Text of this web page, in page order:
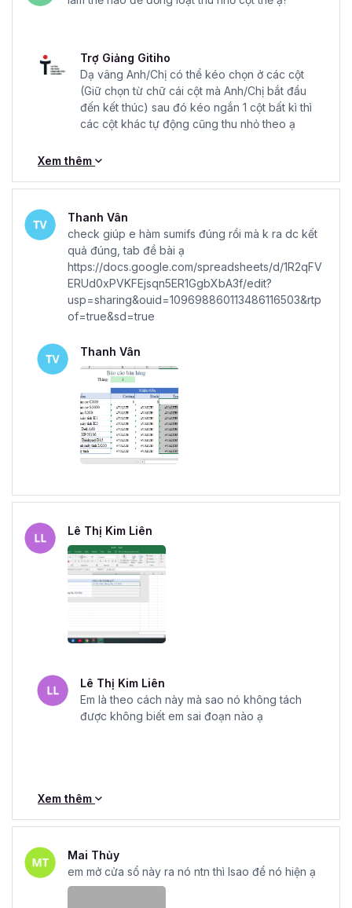
lĩnh vực hành chính nhân sự.
Còn chần chờ gì nữa mà không đăng ký và sở hữu khóa
học hành chính nhân sựHCNSG02- Kỹ năng công việc
Hành chính Nhân sự tổng hợp A-Zngay hôm nay để
nâng trình Hành chính - Nhân sự của bạn lên nhé.
Trợ Giảng Gitiho
Dạ vâng Anh/Chị có thể kéo chọn ở các cột
(Giữ chọn từ chữ cái cột mà Anh/Chị bắt đầu
đến kết thúc) sau đó kéo ngắn 1 cột bất kì thì
các cột khác tự động cũng thu nhỏ theo ạ
Xem thêm
Thanh Vân
check giúp e hàm sumifs đúng rồi mà k ra dc kết
quả đúng, tab đề bài ạ
https://docs.google.com/spreadsheets/d/1R2qFV
ERUd0xPVKFEjsqn5ER1GgbXbA3f/edit?
usp=sharing&ouid=109698860113486116503&rtp
of=true&sd=true
Thanh Vân
Lê Thị Kim Liên
Lê Thị Kim Liên
Em là theo cách này mà sao nó không tách
được không biết em sai đoạn nào ạ
Xem thêm
Mai Thủy
em mở cửa sổ này ra nó ntn thì lsao để nó hiện ạ